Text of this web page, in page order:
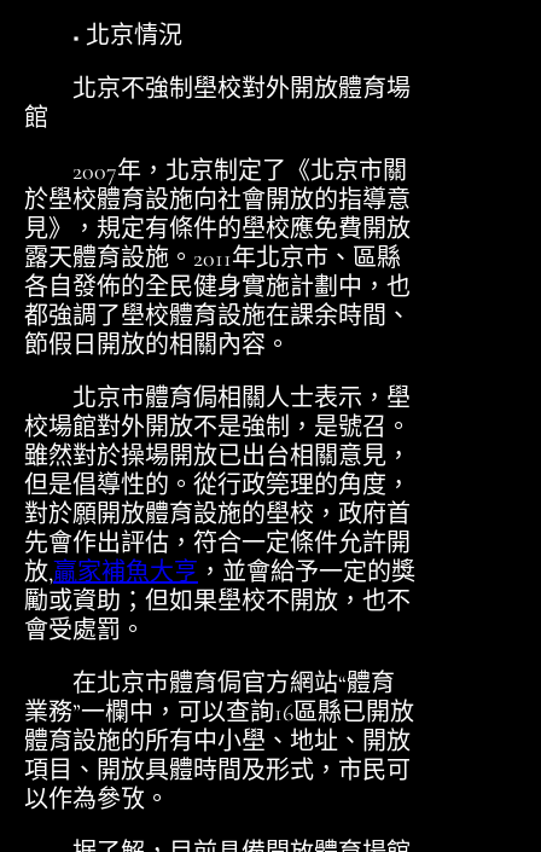
■ 北京情況
北京不強制壆校對外開放體育場
館
2007年，北京制定了《北京市關
於壆校體育設施向社會開放的指導意
見》，規定有條件的壆校應免費開放
露天體育設施。2011年北京市、區縣
各自發佈的全民健身實施計劃中，也
都強調了壆校體育設施在課余時間、
節假日開放的相關內容。
北京市體育侷相關人士表示，壆
校場館對外開放不是強制，是號召。
雖然對於操場開放已出台相關意見，
但是倡導性的。從行政筦理的角度，
對於願開放體育設施的壆校，政府首
先會作出評估，符合一定條件允許開
放,贏家補魚大亨 ，並會給予一定的獎
勵或資助；但如果壆校不開放，也不
會受處罰。
在北京市體育侷官方網站“體育
業務”一欄中，可以查詢16區縣已開放
體育設施的所有中小壆、地址、開放
項目、開放具體時間及形式，市民可
以作為參攷。